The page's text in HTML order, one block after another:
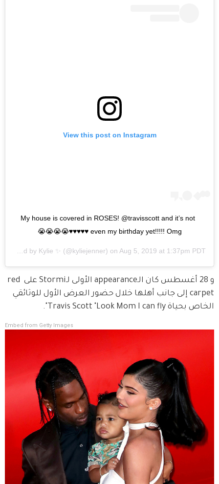
View this post on Instagram
My house is covered in ROSES! @travisscott and it’s not
even my birthday yet!!!!! Omg ♥️♥️♥️♥️♥️😭😭😭😭
Kylie ✨ (@kyliejenner) on Aug 5, 2019 at 1:37pm PDT
و 28 أغسطس كان الـappearance الأولى لـStormi على red
carpet إلى جانب أهلها خلال حضور العرض الأول للوثائقي
الخاص بحياة Travis Scott "Look Mom I can fly".
Embed from Getty Images